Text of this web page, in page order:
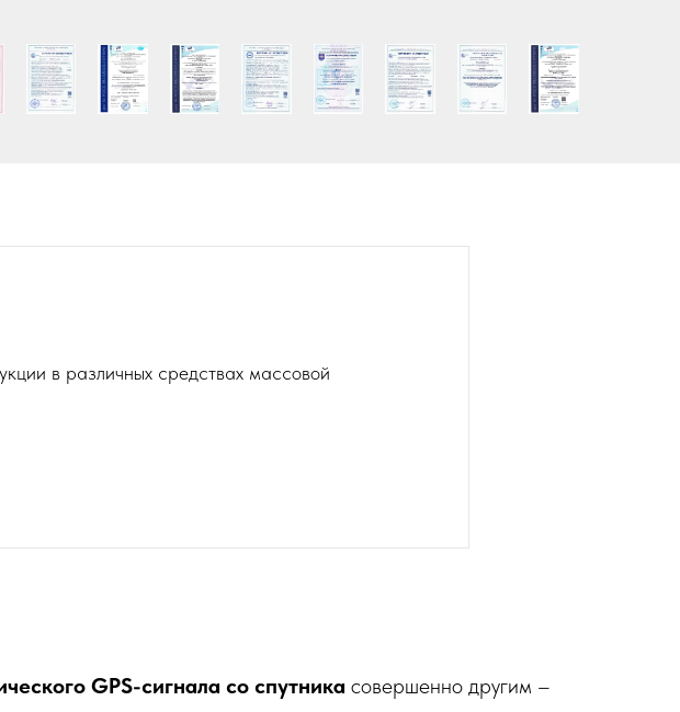
в различных средствах массовой
GPS-сигнала со спутника совершенно другим –